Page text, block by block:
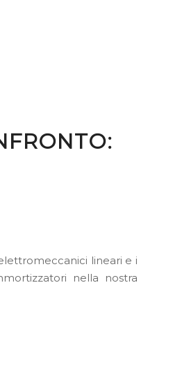
lineari e i
nella nostra